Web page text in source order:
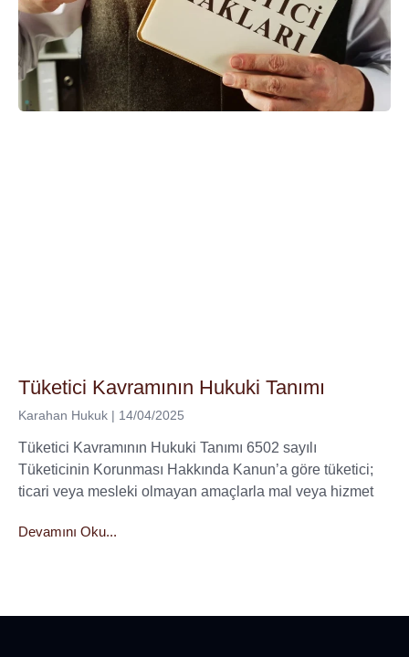
Tüketici Kavramının Hukuki Tanımı
Karahan Hukuk 14/04/2025
Tüketici Kavramının Hukuki Tanımı 6502 sayılı
Tüketicinin Korunması Hakkında Kanun’a göre tüketici;
ticari veya mesleki olmayan amaçlarla mal veya hizmet
Devamını Oku...